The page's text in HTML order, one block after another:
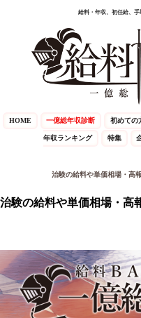
給料・年収、初任給、
HOME 一億総年収診断 初めての
年収ランキング 特集
治験の給料や単価相場・高
治験の給料や単価相場・高